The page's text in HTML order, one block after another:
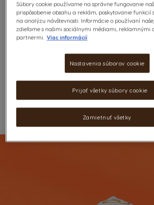
ako dlho chcete.
Výživové údaje a zloženie
6,99 €
ZOZNAM PRIANÍ
Zoznam Želaní
Súbory cookie používame na správne fungovanie
prispôsobenie obsahu a reklám, poskytovanie funkcií
na analýzu návštevnosti. Informácie o používaní
zdieľame s našimi sociálnymi médiami, reklamnými
partnermi.
Viac informácií
Nastavenia súborov cookie
Zamietnuť všetky
Prijať všetky súbory cookie